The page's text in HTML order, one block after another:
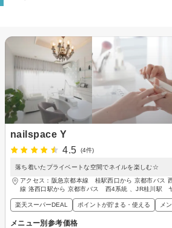
nailspace Y
4.5
(4件)
落ち着いたプライベートな空間でネイルを楽しむ☆
アクセス：阪急京都本線 桂駅西口から 京都市バス
線 洛西口駅から 京都市バス 西4系統 、JR桂川駅
楽天スーパーDEAL ポイントが貯まる・使える メ
メニュー別参考価格